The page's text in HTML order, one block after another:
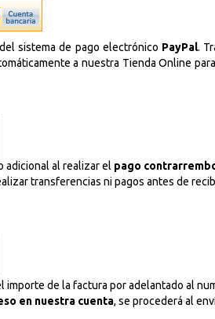
registro distribuidor
sistema de pago electrónico PayPal.
a nuestra Tienda Online
adicional al realizar el pago
transferencias ni pagos antes de
importe de la factura por adelantado al
en nuestra cuenta, se procederá al